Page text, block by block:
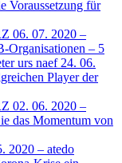
Voraussetzung für
06. 07. 2020 –
Organisationen – 5
24. 06.
Player der
02. 06. 2020 –
das Momentum von
2020 – atedo